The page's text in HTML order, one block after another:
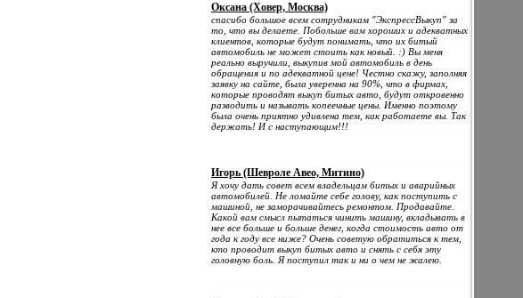
Оксана (Ховер, Москва)
спасибо большое всем сотрудникам "ЭкспрессВыкуп" за
то, что вы делаете. Побольше вам хороших и адекватных
клиентов, которые будут понимать, что их битый
автомобиль не может стоить как новый. :) Вы меня
реально выручили, выкупив мой автомобиль в день
обращения и по адекватной цене! Честно скажу, заполняя
заявку на сайте, была уверенна на 90%, что в фирмах,
которые проводят выкуп битых авто, будут откровенно
разводить и называть копеечные цены. Именно поэтому
была очень приятно удивлена тем, как работаете вы. Так
держать! И с наступающим!!!
Игорь (Шевроле Авео, Митино)
Я хочу дать совет всем владельцам битых и аварийных
автомобилей. Не ломайте себе голову, как поступить с
машиной, не заморачивайтесь ремонтом. Продавайте.
Какой вам смысл пытаться чинить машину, вкладывать в
нее все больше и больше денег, когда стоимость авто от
года к году все ниже? Очень советую обратиться к тем,
кто проводит выкуп битых авто и снять с себя эту
головную боль. Я поступил так и ни о чем не жалею.